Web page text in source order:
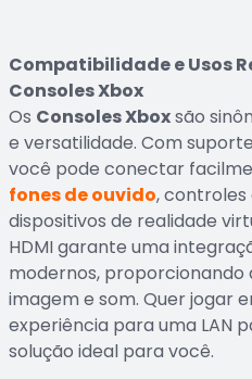
Compatibilidade e Usos
Consoles Xbox
Os Consoles Xboxsão
e versatilidade. Com
você pode conectar
fones de ouvido, controles
dispositivos de realidade
HDMI garante uma
modernos, proporcionando
imagem e som. Quer jogar
experiência para uma LAN
solução ideal para você.